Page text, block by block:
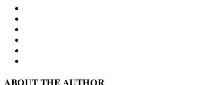
ABOUT THE AUTHOR